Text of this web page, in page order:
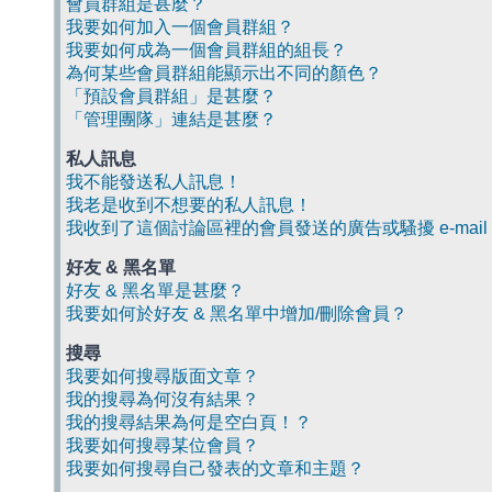
會員群組是甚麼？
我要如何加入一個會員群組？
我要如何成為一個會員群組的組長？
為何某些會員群組能顯示出不同的顏色？
「預設會員群組」是甚麼？
「管理團隊」連結是甚麼？
私人訊息
我不能發送私人訊息！
我老是收到不想要的私人訊息！
我收到了這個討論區裡的會員發送的廣告或騷擾 e-mail
好友 & 黑名單
好友 & 黑名單是甚麼？
我要如何於好友 & 黑名單中增加/刪除會員？
搜尋
我要如何搜尋版面文章？
我的搜尋為何沒有結果？
我的搜尋結果為何是空白頁！？
我要如何搜尋某位會員？
我要如何搜尋自己發表的文章和主題？